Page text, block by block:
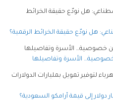
خصوصية… الأسرة وتفاصيلها